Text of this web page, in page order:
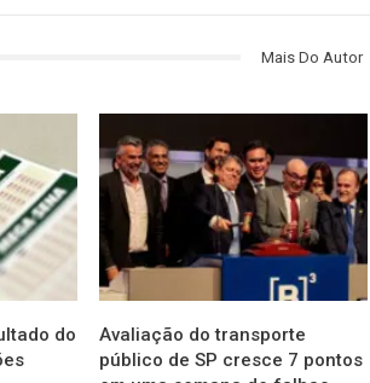
Mais Do Autor
do
Avaliação do transporte
público de SP cresce 7 pontos